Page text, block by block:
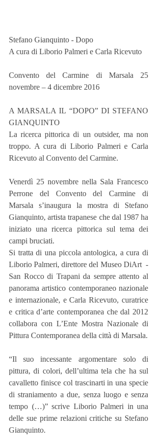
Stefano Gianquinto - Dopo
A cura di Liborio Palmeri e Carla Ricevuto
Convento del Carmine di Marsala 25
novembre – 4 dicembre 2016
A MARSALA IL “DOPO” DI STEFANO
GIANQUINTO
La ricerca pittorica di un outsider, ma non
troppo. A cura di Liborio Palmeri e Carla
Ricevuto al Convento del Carmine.
Venerdì 25 novembre nella Sala Francesco
Perrone del Convento del Carmine di
Marsala s’inaugura la mostra di Stefano
Gianquinto, artista trapanese che dal 1987 ha
iniziato una ricerca pittorica sul tema dei
campi bruciati.
Si tratta di una piccola antologica, a cura di
Liborio Palmeri, direttore del Museo DiArt  -
San Rocco di Trapani da sempre attento al
panorama artistico contemporaneo nazionale
e internazionale, e Carla Ricevuto, curatrice
e critica d’arte contemporanea che dal 2012
collabora con L’Ente Mostra Nazionale di
Pittura Contemporanea della città di Marsala.
“Il suo incessante argomentare solo di
pittura, di colori, dell’ultima tela che ha sul
cavalletto finisce col trascinarti in una specie
di straniamento a due, senza luogo e senza
tempo (…)” scrive Liborio Palmeri in una
delle sue prime relazioni critiche su Stefano
Gianquinto.